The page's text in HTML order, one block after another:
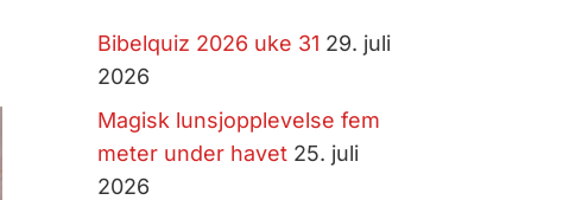
Bibelquiz 2026 uke 31 29. juli
2026
Magisk lunsjopplevelse fem
meter under havet 25. juli
2026